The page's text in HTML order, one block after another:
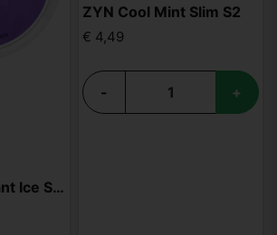
ZYN Blackcurrant Ice Slim S4
ZYN Cool Mint Slim S2
€ 4,49
- +